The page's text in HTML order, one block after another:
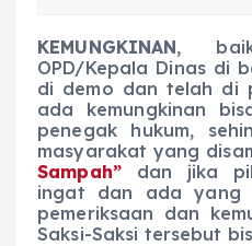
KEMUNGKINAN,
OPD/Kepala Dinas di
di demo dan telah di
ada kemungkinan
penegak hukum,
masyarakat yang
Sampah”dan jika
ingat dan ada yang
pemeriksaan dan
Saksi-Saksi tersebut